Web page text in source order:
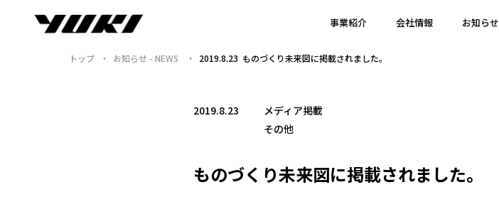
事業紹介 会社情報 お知らせ
トップ お知らせ - NEWS 2019.8.23 ものづくり未来図に掲載されました。
2019.8.23
メディア掲載
その他
ものづくり未来図に掲載されました。